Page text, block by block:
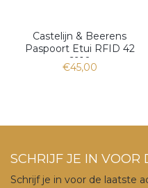
Castelijn & Beerens
Paspoort Etui RFID 42
6910
€45,00
SCHRIJF JE IN VOOR
Schrijf je in voor de laatste